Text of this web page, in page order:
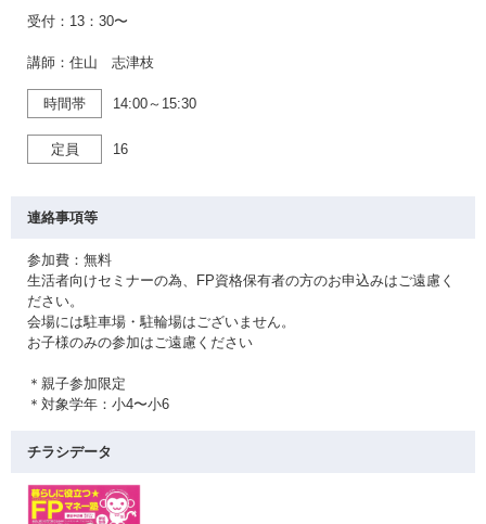
受付：13：30〜
講師：住山 志津枝
時間帯 14:00～15:30
定員 16
連絡事項等
参加費：無料
生活者向けセミナーの為、FP資格保有者の方のお申込みはご遠慮く
ださい。
会場には駐車場・駐輪場はございません。
お子様のみの参加はご遠慮ください
＊親子参加限定
＊対象学年：小4〜小6
チラシデータ